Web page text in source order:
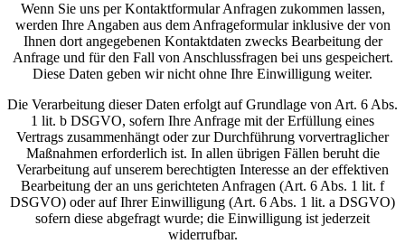
Wenn Sie uns per Kontaktformular Anfragen zukommen lassen,
werden Ihre Angaben aus dem Anfrageformular inklusive der von
Ihnen dort angegebenen Kontaktdaten zwecks Bearbeitung der
Anfrage und für den Fall von Anschlussfragen bei uns gespeichert.
Diese Daten geben wir nicht ohne Ihre Einwilligung weiter.
Die Verarbeitung dieser Daten erfolgt auf Grundlage von Art. 6 Abs.
1 lit. b DSGVO, sofern Ihre Anfrage mit der Erfüllung eines
Vertrags zusammenhängt oder zur Durchführung vorvertraglicher
Maßnahmen erforderlich ist. In allen übrigen Fällen beruht die
Verarbeitung auf unserem berechtigten Interesse an der effektiven
Bearbeitung der an uns gerichteten Anfragen (Art. 6 Abs. 1 lit. f
DSGVO) oder auf Ihrer Einwilligung (Art. 6 Abs. 1 lit. a DSGVO)
sofern diese abgefragt wurde; die Einwilligung ist jederzeit
widerrufbar.